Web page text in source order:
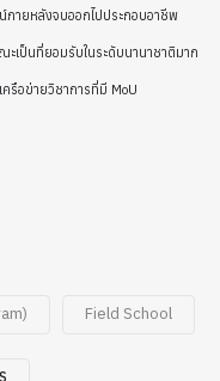
ภายหลังจบออกไปประกอบอาชีพ
ะเป็นที่ยอมรับในระดับนานาชาติมาก
รือข่ายวิชาการที่มี MoU
Field School